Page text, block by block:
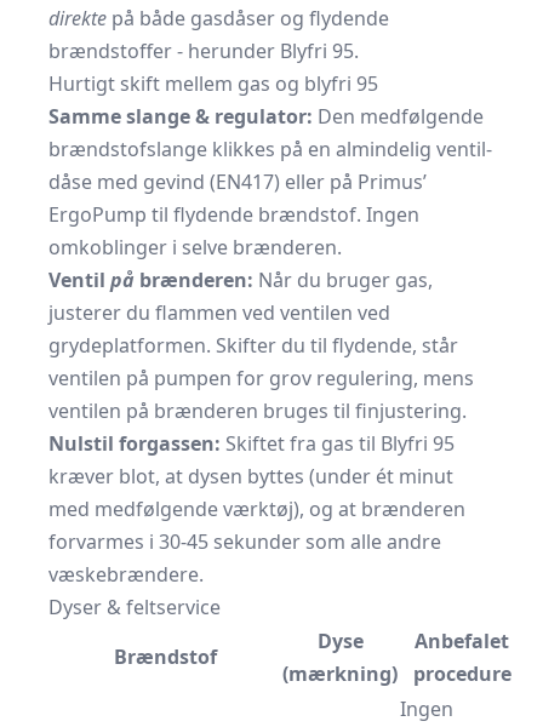
direkte på både gasdåser og flydende
brændstoffer - herunder Blyfri 95.
Hurtigt skift mellem gas og blyfri 95
Samme slange & regulator: Den medfølgende
brændstofslange klikkes på en almindelig ventil­
dåse med gevind (EN417) eller på Primus’
ErgoPump til flydende brændstof. Ingen
omkoblinger i selve brænderen.
Ventil på brænderen: Når du bruger gas,
justerer du flammen ved ventilen ved
grydeplatformen. Skifter du til flydende, står
ventilen på pumpen for grov regulering, mens
ventilen på brænderen bruges til finjustering.
Nulstil forgassen: Skiftet fra gas til Blyfri 95
kræver blot, at dysen byttes (under ét minut
med medfølgende værktøj), og at brænderen
forvarmes i 30-45 sekunder som alle andre
væskebrændere.
Dyser & feltservice
Brændstof
Dyse
(mærkning)
Anbefalet
procedure
Ingen